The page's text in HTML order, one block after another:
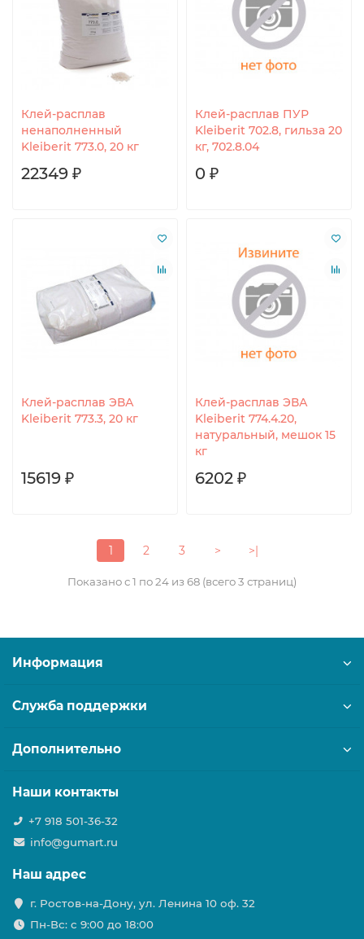
Клей-расплав
ненаполненный
Kleiberit 773.0, 20 кг
22349 ₽
Клей-расплав ПУР
Kleiberit 702.8, гильза 20
кг, 702.8.04
0 ₽
Клей-расплав ЭВА
Kleiberit 773.3, 20 кг
15619 ₽
Клей-расплав ЭВА
Kleiberit 774.4.20,
натуральный, мешок 15
кг
6202 ₽
1 2 3 > >|
Показано с 1 по 24 из 68 (всего 3 страниц)
Информация
Служба поддержки
Дополнительно
Наши контакты
+7 918 501-36-32
info@gumart.ru
Наш адрес
г. Ростов-на-Дону, ул. Ленина 10 оф. 32
Пн-Вс: c 9:00 до 18:00